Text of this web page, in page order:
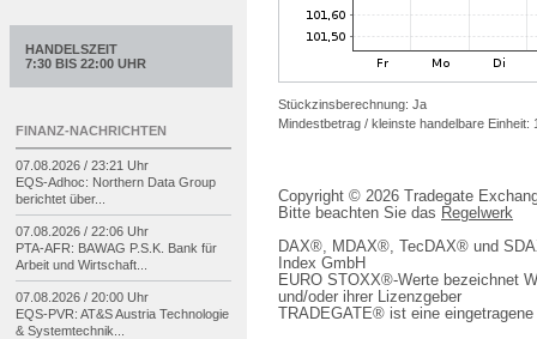
Stückzinsberechnung: Ja
Mindestbetrag / kleinste handelbare Einheit:
Copyright © 2026 Tradegate
Bitte beachten Sie das Regelwerk
DAX®, MDAX®, TecDAX® und
Index GmbH
EURO STOXX®-Werte bezeichnet
und/oder ihrer Lizenzgeber
TRADEGATE® ist eine
HANDELSZEIT
7:30 BIS 22:00 UHR
FINANZ-NACHRICHTEN
07.08.2026 / 23:21 Uhr
EQS-Adhoc: Northern Data Group
berichtet über...
07.08.2026 / 22:06 Uhr
PTA-AFR: BAWAG P.S.K. Bank für
Arbeit und Wirtschaft...
07.08.2026 / 20:00 Uhr
EQS-PVR: AT&S Austria Technologie
& Systemtechnik...